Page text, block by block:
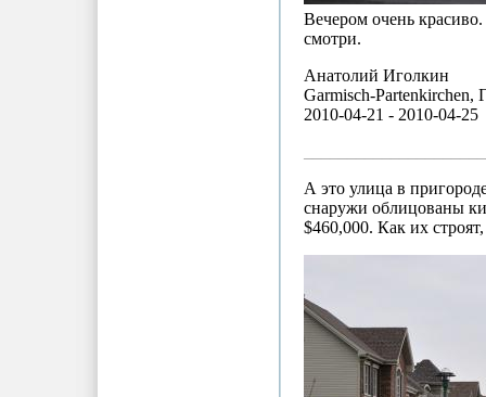
Вечером очень
смотри.
Анатолий Иголкин
Garmisch-Partenkirchen,
2010-04-21 - 2010-04-25
А это улица в
снаружи облицованы
$460,000. Как их